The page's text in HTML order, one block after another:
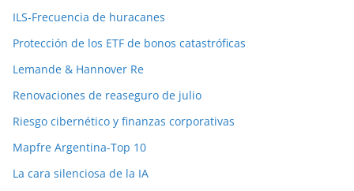
ILS-Frecuencia de huracanes
Protección de los ETF de bonos catastróficas
Lemande & Hannover Re
Renovaciones de reaseguro de julio
Riesgo cibernético y finanzas corporativas
Mapfre Argentina-Top 10
La cara silenciosa de la IA